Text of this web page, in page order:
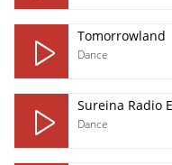
Tomorrowland
Dance
Sureina Radio
Dance